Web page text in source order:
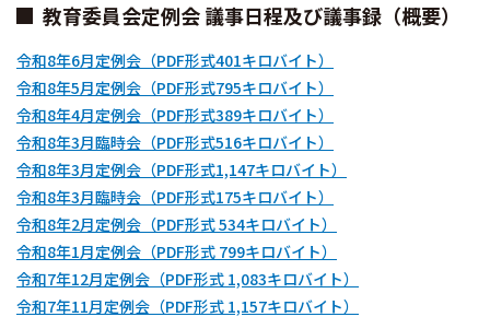
教育委員会定例会 議事日程及び議事録（概要）
令和8年6月定例会（PDF形式401キロバイト）
令和8年5月定例会（PDF形式795キロバイト）
令和8年4月定例会（PDF形式389キロバイト）
令和8年3月臨時会（PDF形式516キロバイト）
令和8年3月定例会（PDF形式1,147キロバイト）
令和8年3月臨時会（PDF形式175キロバイト）
令和8年2月定例会（PDF形式 534キロバイト）
令和8年1月定例会（PDF形式 799キロバイト）
令和7年12月定例会（PDF形式 1,083キロバイト）
令和7年11月定例会（PDF形式 1,157キロバイト）